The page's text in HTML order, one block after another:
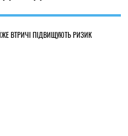
ВТРИЧІ ПІДВИЩУЮТЬ РИЗИК